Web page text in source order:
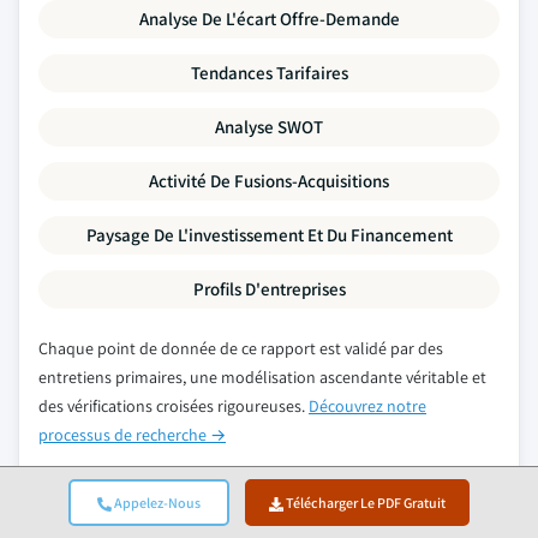
Appelez-Nous Télécharger Le PDF Gratuit
Analyse De L'écart Offre-Demande
Tendances Tarifaires
Analyse SWOT
Activité De Fusions-Acquisitions
Paysage De L'investissement Et Du Financement
Profils D'entreprises
Chaque point de donnée de ce rapport est validé par des
entretiens primaires, une modélisation ascendante véritable et
des vérifications croisées rigoureuses. Découvrez notre
processus de recherche →